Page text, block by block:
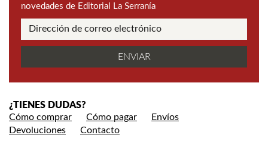
novedades de Editorial La Serranía
¿TIENES DUDAS?
Cómo comprar
Cómo pagar
Envíos
Devoluciones
Contacto